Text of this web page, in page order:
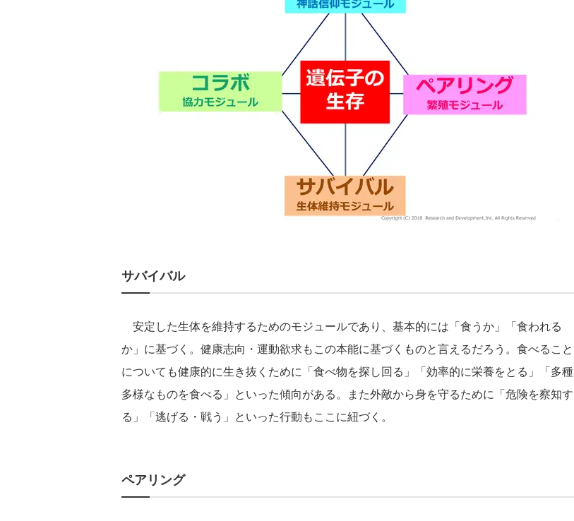
サバイバル
安定した生体を維持するためのモジュールであり、基本的には「食うか」「食われる
か」に基づく。健康志向・運動欲求もこの本能に基づくものと言えるだろう。食べること
についても健康的に生き抜くために「食べ物を探し回る」「効率的に栄養をとる」「多種
多様なものを食べる」といった傾向がある。また外敵から身を守るために「危険を察知す
る」「逃げる・戦う」といった行動もここに紐づく。
ペアリング